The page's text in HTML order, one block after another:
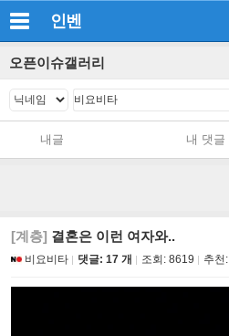
인벤
오픈이슈갤러리
내글 내 댓글
[계층] 결혼은 이런 여자와..
비요비타 댓글: 17 개 조회: 8619 추천: